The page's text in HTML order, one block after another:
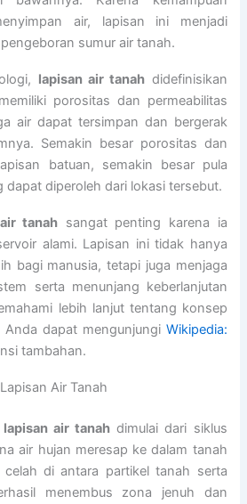
air, lapisan ini menjadi
sumur air tanah.
lapisan air tanah didefinisikan
porositas dan permeabilitas
air dapat tersimpan dan bergerak
Semakin besar porositas dan
batuan, semakin besar pula
dapat diperoleh dari lokasi tersebut.
tanah sangat penting karena ia
alami. Lapisan ini tidak hanya
bagi manusia, tetapi juga menjaga
serta menunjang keberlanjutan
lebih lanjut tentang konsep
dapat mengunjungi Wikipedia:
tambahan.
Air Tanah
lapisan air tanah dimulai dari siklus
air hujan meresap ke dalam tanah
di antara partikel tanah serta
menembus zona jenuh dan